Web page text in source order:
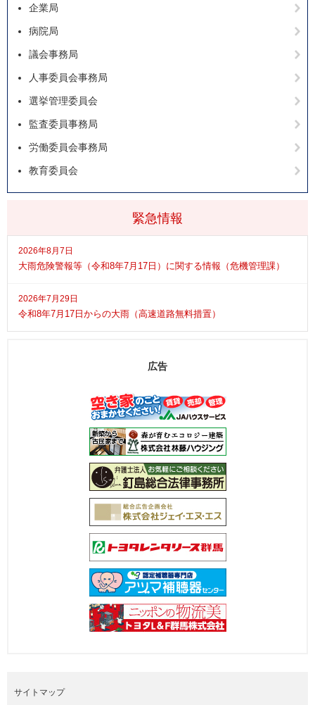
緊急情報
2026年8月7日
大雨危険警報等（令和8年7月17日）に関する情報（危機管理課）
2026年7月29日
令和8年7月17日からの大雨（高速道路無料措置）
企業局
病院局
議会事務局
人事委員会事務局
選挙管理委員会
監査委員事務局
労働委員会事務局
教育委員会
広告
サイトマップ